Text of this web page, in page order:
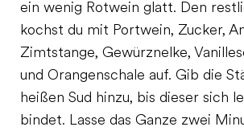
ein wenig Rotwein glatt. Den
kochst du mit Portwein, Zucker,
Zimtstange, Gewürznelke,
und Orangenschale auf. Gib die
heißen Sud hinzu, bis dieser sich
bindet. Lasse das Ganze zwei